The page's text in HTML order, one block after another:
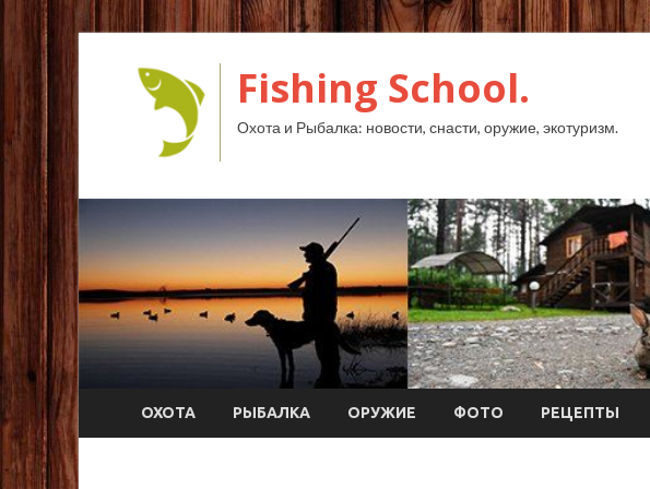
Fishing School.
Охота и Рыбалка: новости, снасти, оружие, экотуризм.
ОХОТА РЫБАЛКА ОРУЖИЕ ФОТО РЕЦЕПТЫ